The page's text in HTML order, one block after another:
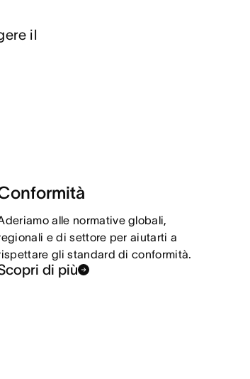
il
alle normative globali,
e di settore per aiutarti a
gli standard di conformità.
di più